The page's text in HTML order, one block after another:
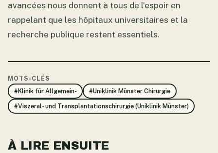
avancées nous donnent à tous de l’espoir en
rappelant que les hôpitaux universitaires et la
recherche publique restent essentiels.
MOTS-CLÉS
#Klinik für Allgemein-
#Uniklinik Münster Chirurgie
#Viszeral- und Transplantationschirurgie (Uniklinik Münster)
À LIRE ENSUITE